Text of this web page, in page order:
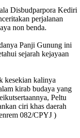
Disbudparpora Kediri
perjalanan
non benda.
Panji Gunung ini
sejarah kejayaan
kesekian kalinya
kirab budaya yang
Peltu
ciri khas daerah
082/CPYJ )